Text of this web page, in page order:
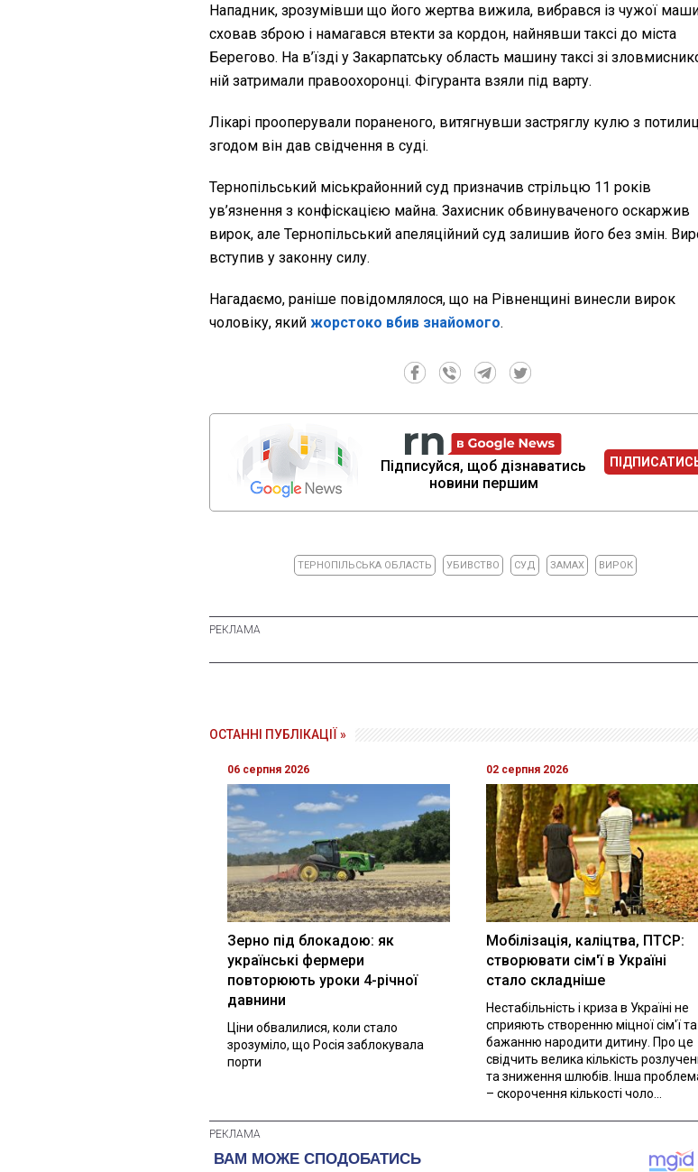
Нападник, зрозумівши що його жертва вижила, вибрався із чужої
сховав зброю і намагався втекти за кордон, найнявши таксі до міста
Берегово. На в’їзді у Закарпатську область машину таксі зі
ній затримали правоохоронці. Фігуранта взяли під варту.
Лікарі прооперували пораненого, витягнувши застряглу кулю з
згодом він дав свідчення в суді.
Тернопільський міськрайонний суд призначив стрільцю 11 років
ув’язнення з конфіскацією майна. Захисник обвинуваченого оскаржив
вирок, але Тернопільський апеляційний суд залишив його без змін.
вступив у законну силу.
Нагадаємо, раніше повідомлялося, що на Рівненщині винесли вирок
чоловіку, який жорстоко вбив знайомого.
Підписуйся, щоб дізнаватись
новини першим
ТЕРНОПІЛЬСЬКА ОБЛАСТЬ УБИВСТВО СУД ЗАМАХ ВИРОК
ОСТАННІ ПУБЛІКАЦІЇ »
06 серпня 2026
Зерно під блокадою: як
українські фермери
повторюють уроки 4-річної
давнини
Ціни обвалилися, коли стало
зрозуміло, що Росія заблокувала
порти
02 серпня 2026
Мобілізація, каліцтва, ПТСР:
створювати сім'ї в Україні
стало складніше
Нестабільність і криза в Україні не
сприяють створенню міцної сім'ї та
бажанню народити дитину. Про це
свідчить велика кількість
та зниження шлюбів. Інша
– скорочення кількості чоло...